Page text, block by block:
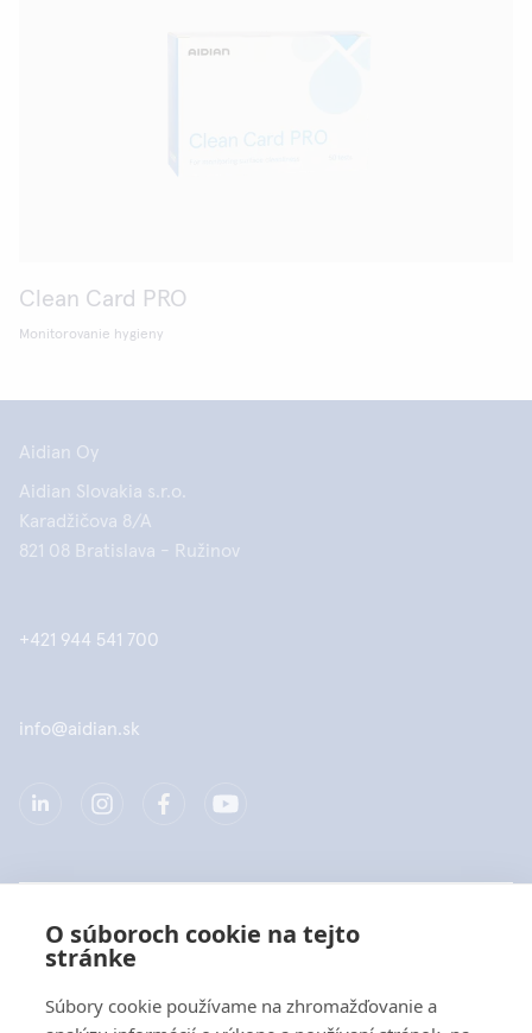
O súboroch cookie na tejto
stránke
Súbory cookie používame na zhromažďovanie a
Clean Card PRO
Monitorovanie hygieny
Aidian Oy
Aidian Slovakia s.r.o.
Karadžičova 8/A
821 08 Bratislava - Ružinov
+421 944 541 700
info@aidian.sk
Produkty
Rýchle odkazy